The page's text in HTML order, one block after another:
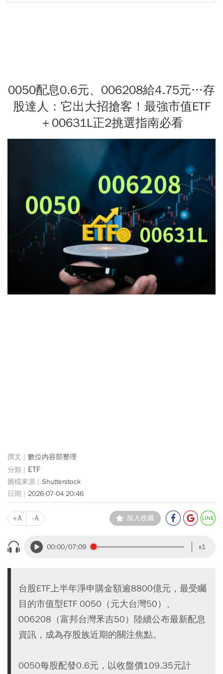
0050配息0.6元、006208給4.75元…存
股達人：它出大招搶客！最強市值ETF
＋00631L正2挑選指南必看
數位內容部整理
ETF
Shutterstock
2026-07-04 20:46
+A -A 加入收藏
00:00/07:09 x1
台股ETF上半年淨申購金額逾8800億元，最受矚
目的市值型ETF 0050（元大台灣50）、
006208（富邦台灣釆吉50）陸續公布最新配息
資訊，成為存股族近期的關注焦點。
0050每股配發0.6元，以收盤價109.35元計